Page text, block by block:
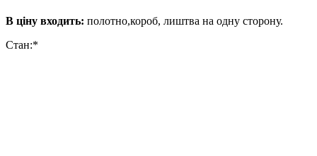
В ціну входить: полотно,короб, лиштва на одну сторону.
Стан:*